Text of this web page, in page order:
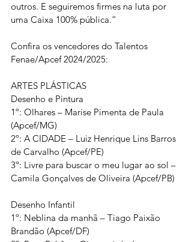
outros. E seguiremos firmes na luta por
uma Caixa 100% pública.”
Confira os vencedores do Talentos
Fenae/Apcef 2024/2025:
ARTES PLÁSTICAS
Desenho e Pintura
1º: Olhares – Marise Pimenta de Paula
(Apcef/MG)
2º: A CIDADE – Luiz Henrique Lins Barros
de Carvalho (Apcef/PE)
3º: Livre para buscar o meu lugar ao sol –
Camila Gonçalves de Oliveira (Apcef/PB)
Desenho Infantil
1º: Neblina da manhã – Tiago Paixão
Brandão (Apcef/DF)